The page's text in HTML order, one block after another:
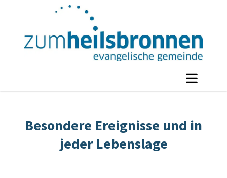
Besondere Ereignisse und in
jeder Lebenslage